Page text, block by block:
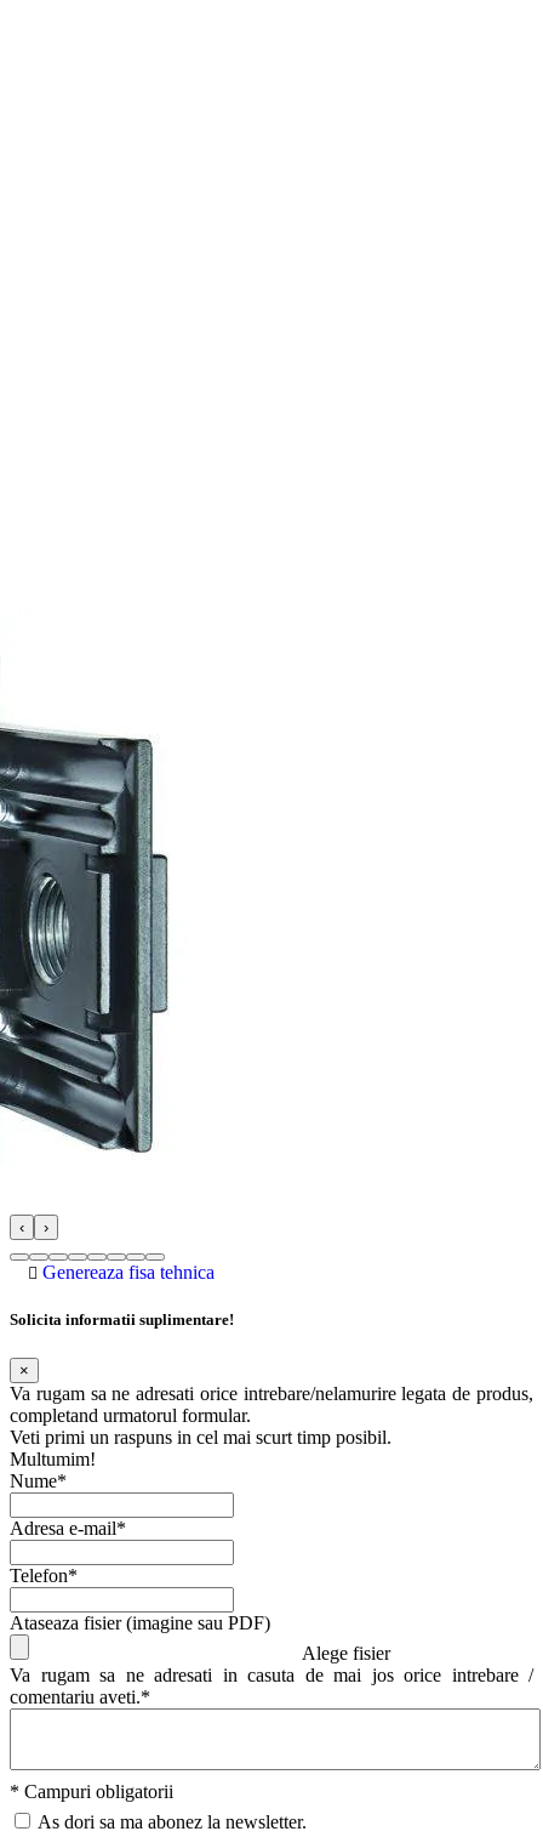
‹ ›
Genereaza fisa tehnica
Solicita informatii suplimentare!
×
Va rugam sa ne adresati orice intrebare/nelamurire legata de produs,
completand urmatorul formular.
Veti primi un raspuns in cel mai scurt timp posibil.
Multumim!
Nume*
Adresa e-mail*
Telefon*
Ataseaza fisier (imagine sau PDF)
Alege fisier
Va rugam sa ne adresati in casuta de mai jos orice intrebare /
comentariu aveti.*
* Campuri obligatorii
As dori sa ma abonez la newsletter.